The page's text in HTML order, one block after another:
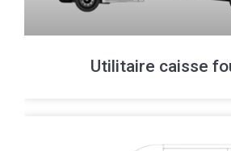
Utilitaire caisse